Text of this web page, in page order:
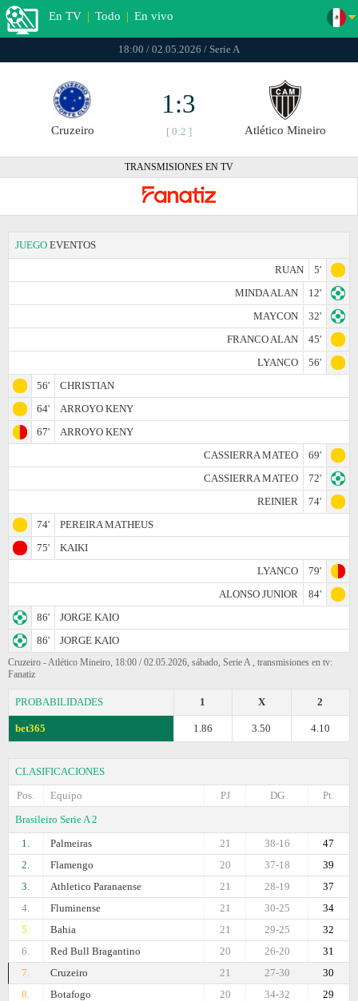
En TV | Todo | En vivo
18:00 / 02.05.2026 / Serie A
Cruzeiro
1:3
[ 0:2 ] Atlético Mineiro
TRANSMISIONES EN TV
JUEGO EVENTOS
RUAN
5'
MINDA ALAN
12'
MAYCON
32'
FRANCO ALAN
45'
LYANCO
56'
56'
CHRISTIAN
64'
ARROYO KENY
67'
ARROYO KENY
CASSIERRA MATEO
69'
CASSIERRA MATEO
72'
REINIER
74'
74'
PEREIRA MATHEUS
75'
KAIKI
LYANCO
79'
ALONSO JUNIOR
84'
86'
JORGE KAIO
86'
JORGE KAIO
Cruzeiro - Atlético Mineiro, 18:00 / 02.05.2026, sábado, Serie A , transmisiones en tv:
Fanatiz
PROBABILIDADES 2
X
1
bet365 4.10
3.50
1.86
CLASIFICACIONES
Pos.
Equipo Pt.
DG
PJ
Brasileiro Serie A 2
1.
Palmeiras 47
38-16
21
2.
Flamengo 39
37-18
20
3.
Athletico Paranaense 37
28-19
21
4.
Fluminense 34
30-25
21
5.
Bahia 32
29-25
21
6.
Red Bull Bragantino 31
26-20
20
7.
Cruzeiro 30
27-30
21
8.
Botafogo 29
34-32
20